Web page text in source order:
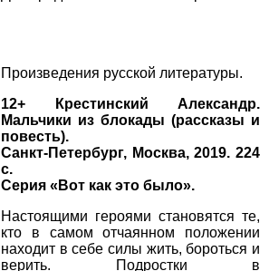
Произведения русской литературы.
12+ Крестинский Александр.
Мальчики из блокады (рассказы и
повесть).
Санкт-Петербург, Москва, 2019. 224
с.
Серия «Вот как это было».
Настоящими героями становятся те,
кто в самом отчаянном положении
находит в себе силы жить, бороться и
верить. Подростки в